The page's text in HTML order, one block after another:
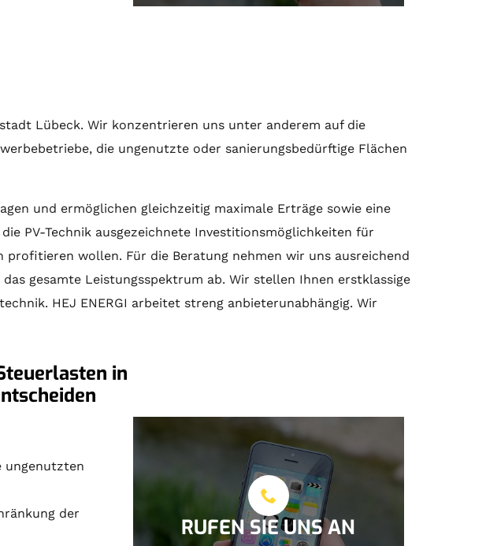
Lübeck. Wir konzentrieren uns unter anderem auf die
die ungenutzte oder sanierungsbedürftige Flächen
und ermöglichen gleichzeitig maximale Erträge sowie eine
PV-Technik ausgezeichnete Investitionsmöglichkeiten für
profitieren wollen. Für die Beratung nehmen wir uns ausreichend
gesamte Leistungsspektrum ab. Wir stellen Ihnen erstklassige
. HEJ ENERGI arbeitet streng anbieterunabhängig. Wir
in
ungenutzten
der
RUFEN SIE UNS AN